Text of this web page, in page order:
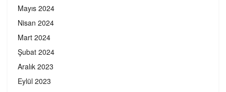
Mayıs 2024
Nisan 2024
Mart 2024
Şubat 2024
Aralık 2023
Eylül 2023